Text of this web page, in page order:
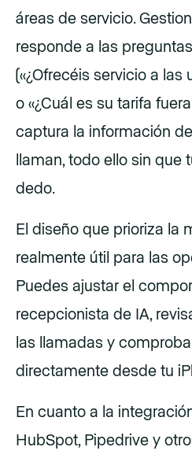
áreas de servicio.
responde a las
(«¿Ofrecéis servicio a las
o «¿Cuál es su tarifa
captura la información
llaman, todo ello sin que
dedo.
El diseño que prioriza la
realmente útil para las
Puedes ajustar el
recepcionista de IA,
las llamadas y
directamente desde tu
En cuanto a la
HubSpot, Pipedrive y